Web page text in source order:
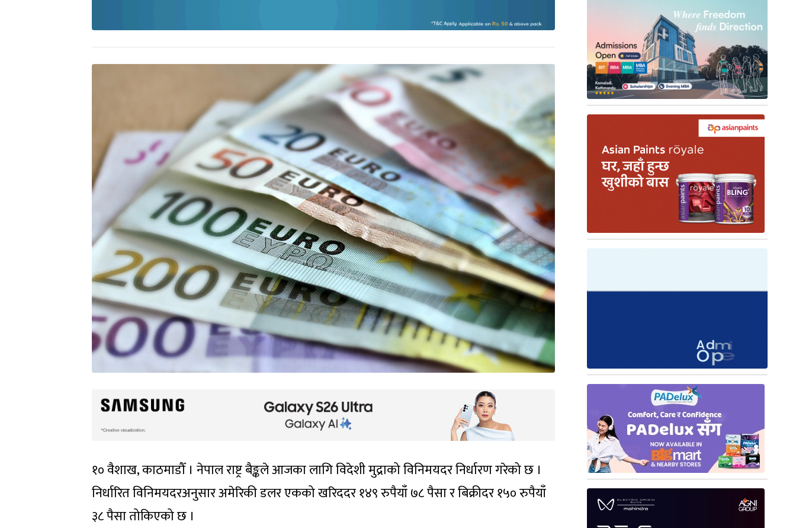
१० वैशाख, काठमाडौँ । नेपाल राष्ट्र बैङ्कले आजका लागि विदेशी मुद्राको विनिमयदर निर्धारण गरेको छ ।
निर्धारित विनिमयदरअनुसार अमेरिकी डलर एकको खरिददर १४९ रुपैयाँ ७८ पैसा र बिक्रीदर १५० रुपैयाँ
३८ पैसा तोकिएको छ ।